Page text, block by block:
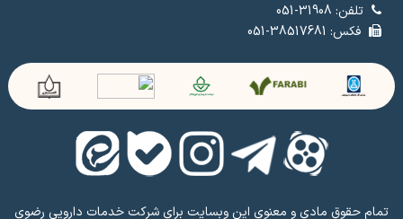
تلفن: 31908-051
فکس: 38517681-051
تمام حقوق مادی و معنوی این وبسایت برای شرکت خدمات دارویی رضوی